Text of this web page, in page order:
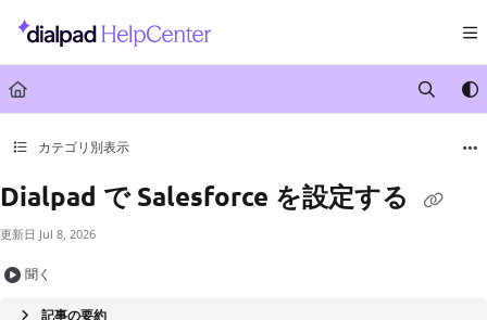
Documentation Index
Fetch the complete documentation index at:
Use this file to discover all available pages before exploring further.
カテゴリ別表示
Dialpad で Salesforce を設定する
更新日 Jul 8, 2026
聞く
記事の要約